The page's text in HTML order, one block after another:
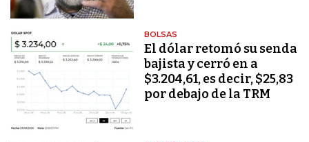
BOLSAS
El dólar retomó su senda
bajista y cerró en a
$3.204,61, es decir, $25,83
por debajo de la TRM